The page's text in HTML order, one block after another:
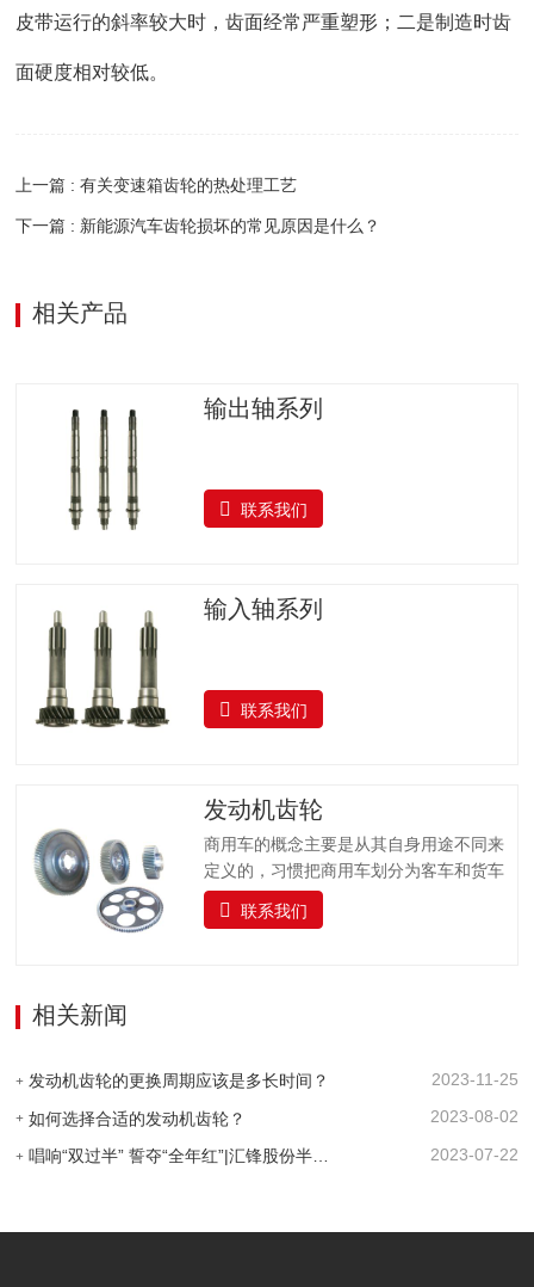
皮带运行的斜率较大时，齿面经常严重塑形；二是制造时齿
面硬度相对较低。
上一篇 : 有关变速箱齿轮的热处理工艺
下一篇 : 新能源汽车齿轮损坏的常见原因是什么？
相关产品
输出轴系列
联系我们
输入轴系列
联系我们
发动机齿轮
商用车的概念主要是从其自身用途不同来
定义的，习惯把商用车划分为客车和货车
两大类。汽车的实际使用情况非常复杂，
如起步、怠速停车、低速等，这就要求汽
动系统中设置了变速器。 变速器是汽车传
动系统的主要组成之一，是用来改变来自
发动机的转速和转矩的机构，它能固定或
分档改变输出轴和输入轴传动比，又称变
主要用于转变发动机曲轴的转矩及转速，
联系我们
相关新闻
发动机齿轮的更换周期应该是多长时间？ 2023-11-25
如何选择合适的发动机齿轮？ 2023-08-02
2023-07-22